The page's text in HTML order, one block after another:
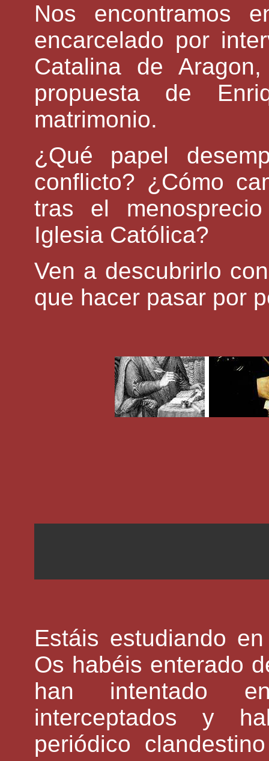
Nos encontramos
encarcelado por
Catalina de
propuesta de
matrimonio.
¿Qué papel
conflicto? ¿Cómo
tras el
Iglesia Católica?
Ven a descubrirlo
que hacer pasar por
Estáis estudiando
Os habéis enterado
han intentado
interceptados y
periódico